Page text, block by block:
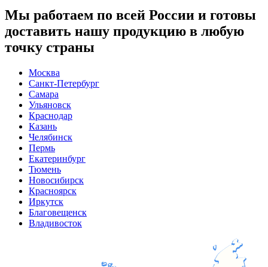
Мы работаем по всей России и готовы
доставить нашу продукцию в любую
точку страны
Москва
Санкт-Петербург
Самара
Ульяновск
Краснодар
Казань
Челябинск
Пермь
Екатеринбург
Тюмень
Новосибирск
Красноярск
Иркутск
Благовещенск
Владивосток